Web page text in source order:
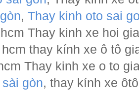
, Thay kinh oto sai
Thay kinh xe hoi
thay kính xe ô tô
Thay kinh xe o to
sài gòn, thay kính xe